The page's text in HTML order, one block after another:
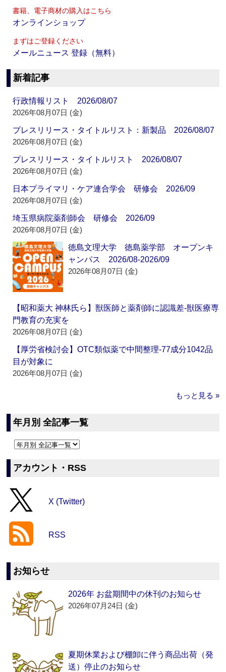
書籍、電子商材の購入はこちら
オンラインショップ
まずはご登録ください
メールニュース 登録（無料）
新着記事
行政情報リスト 2026/08/07
2026年08月07日 (金)
プレスリリース・タイトルリスト：新製品 2026/08/07
2026年08月07日 (金)
プレスリリース・タイトルリスト 2026/08/07
2026年08月07日 (金)
日本プライマリ・ケア連合学会 研修会 2026/09
2026年08月07日 (金)
埼玉県病院薬剤師会 研修会 2026/09
2026年08月07日 (金)
徳島文理大学 徳島薬学部 オープンキ
ャンパス 2026/08-2026/09
2026年08月07日 (金)
【昭和薬大 神林氏ら】獣医師と薬剤師に認識差‐獣医療専
門教育の充実を
2026年08月07日 (金)
【厚労省検討会】OTC類似薬で中間整理‐77成分1042品
目が対象に
2026年08月07日 (金)
もっと見る »
年月別 全記事一覧
アカウント・RSS
X (Twitter)
RSS
お知らせ
2026年 お盆期間中の休刊のお知らせ
2026年07月24日 (金)
夏期休業および棚卸に伴う商品出荷（発
送）停止のお知らせ